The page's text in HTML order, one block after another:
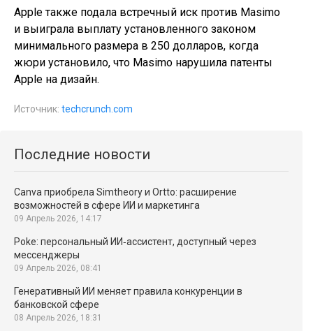
Apple также подала встречный иск против Masimo
и выиграла выплату установленного законом
минимального размера в 250 долларов, когда
жюри установило, что Masimo нарушила патенты
Apple на дизайн.
Источник: techcrunch.com
Последние новости
Canva приобрела Simtheory и Ortto: расширение
возможностей в сфере ИИ и маркетинга
09 Апрель 2026, 14:17
Poke: персональный ИИ‑ассистент, доступный через
мессенджеры
09 Апрель 2026, 08:41
Генеративный ИИ меняет правила конкуренции в
банковской сфере
08 Апрель 2026, 18:31